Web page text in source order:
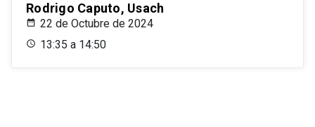
Rodrigo Caputo, Usach
22 de Octubre de 2024
13:35 a 14:50